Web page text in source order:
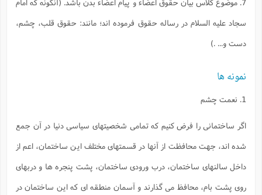
سجاد عليه السلام در رساله حقوق فرموده اند؛ مانند: حقوق قلب، چشم،
دست و... .)
نمونه ها
1. نعمت چشم
اگر ساختمانى را فرض كنيم كه تمامى شخصيتهاى سياسى دنيا در آن جمع
شده اند، جهت محافظت از آنها در قسمتهاى مختلف اين ساختمان، اعم از
داخل سالنهاى ساختمان، درب ورودى ساختمان، پشت پنجره ها و دربهاى
روى پشت بام، محافظ مى گذارند و آسمان منطقه اى كه اين ساختمان در